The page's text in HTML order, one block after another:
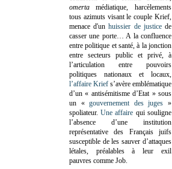
omertamédiatique, harcèlements
tous azimuts visant le couple Krief,
menace d'unhuissier de justicede
casser une porte… A la confluence
entre politique et santé, à la jonction
entre secteurs public et privé, à
l’articulation entre pouvoirs
politiques nationaux et locaux,
l’affaire Krief s’avère emblématique
d’un « antisémitisme d’Etat » sous
un «gouvernement des juges »
spoliateur.Une affaire qui souligne
l’absence d’une institution
représentative des Français juifs
susceptible de les sauver d’attaques
létales, préalables à leur exil
pauvres comme Job.